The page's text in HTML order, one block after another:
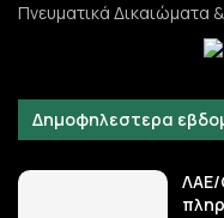
Πνευματικά Δικαιώματα
Δημοφηλεστερα
ΛΑΕ/